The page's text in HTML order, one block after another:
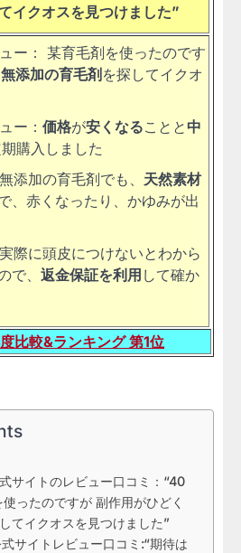
イクオスを見つけました”
ー： 某育毛剤を使ったのです
無添加の育毛剤 を探してイクオ
ー： 価格が安くなることと 中
購入しました
添加の育毛剤でも、 天然素材
、赤くなったり、かゆみが出
際に頭皮につけないとわから
で、 返金保証を利用 して確か
比較&ランキング 第1位
サイトのレビュー口コミ：“40
ったのですが 副作用がひどく
てイクオスを見つけました”
サイトレビュー口コミ:“期待は